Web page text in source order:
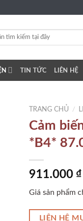
TIN TỨC LIÊN HỆ
TRANG CHỦ /
Cảm
*B4*
911.000 ₫
Giá sản phẩm
LIÊN HỆ